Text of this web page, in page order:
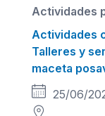
Actividades
Actividades
Talleres y
maceta
25/06/